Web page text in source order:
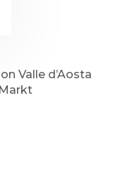
Valle d’Aosta